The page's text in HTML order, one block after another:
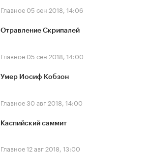
Главное 05 сен 2018, 14:06
Отравление Скрипалей
Главное 05 сен 2018, 14:00
Умер Иосиф Кобзон
Главное30 авг 2018, 14:00
Каспийский саммит
Главное12 авг 2018, 13:00